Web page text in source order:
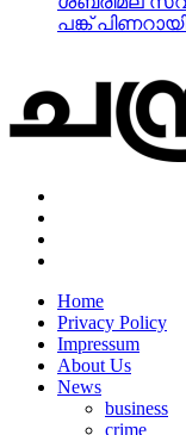
പങ്ക്
Home
Privacy Policy
Impressum
About Us
News
business
crime